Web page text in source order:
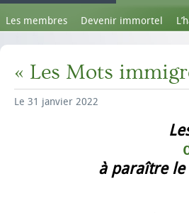
Les membres Devenir immortel
« Les Mots
Le 31 janvier 2022
à paraître le